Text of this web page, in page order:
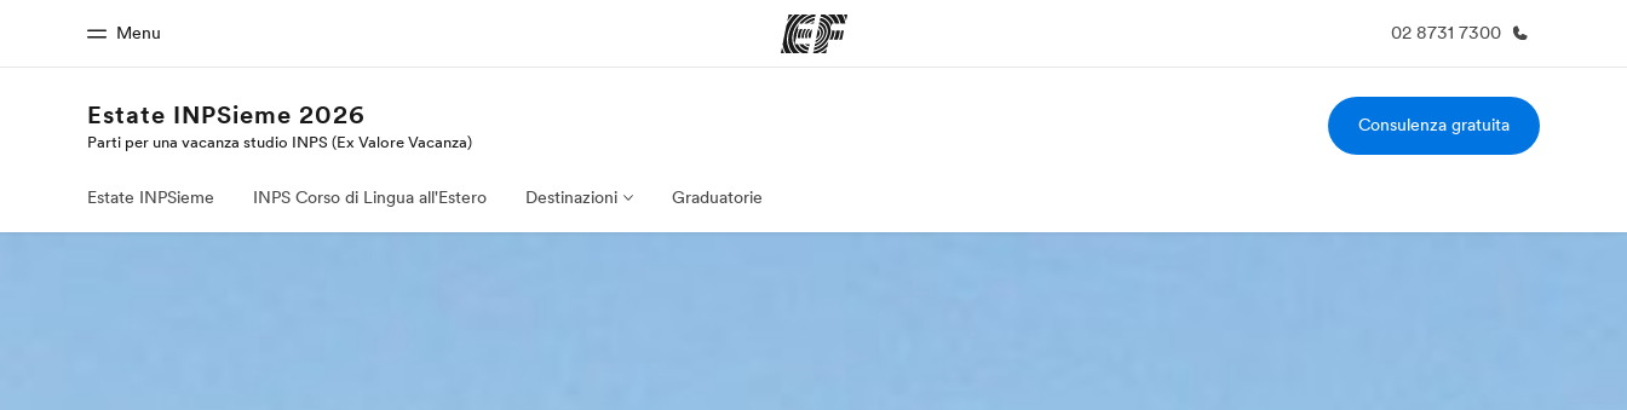
Menu 02 8731 7300
Homepage
Benvenuto alla EF
Programmi
Vedi la nostra offerta Trova l'ufficio più vicino
Carriera
Estate INPSieme 2026
Parti per una vacanza studio INPS (Ex Valore Vacanza)
Consulenza gratuita
Estate INPSieme INPS Corso di Lingua all'Estero Destinazioni Graduatorie